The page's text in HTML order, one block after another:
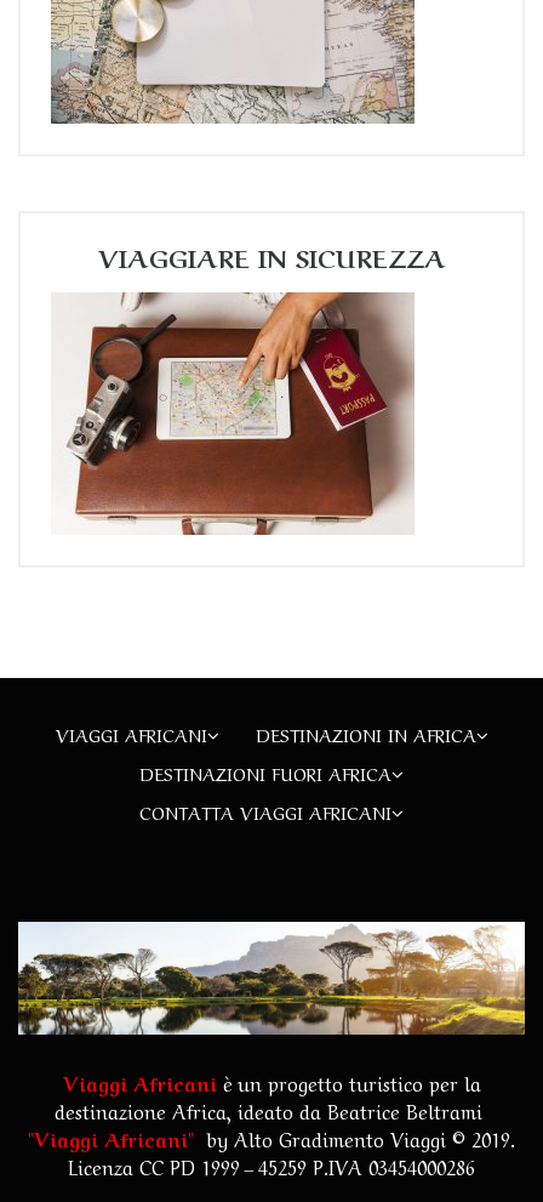
VIAGGIARE IN SICUREZZA
VIAGGI AFRICANI
DESTINAZIONI IN AFRICA
DESTINAZIONI FUORI AFRICA
CONTATTA VIAGGI AFRICANI
Viaggi Africani è un progetto turistico per la
destinazione Africa, ideato da Beatrice Beltrami
"Viaggi Africani" by Alto Gradimento Viaggi © 2019.
Licenza CC PD 1999 – 45259 P.IVA 03454000286